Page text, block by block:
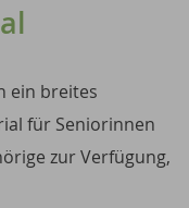
ein breites
für Seniorinnen
zur Verfügung,